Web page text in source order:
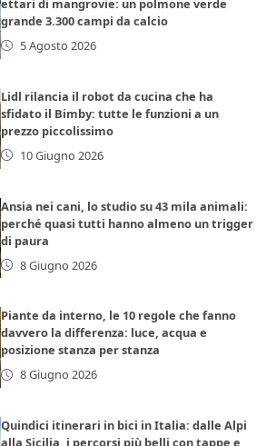
ettari di mangrovie: un polmone verde
grande 3.300 campi da calcio
5 Agosto 2026
Lidl rilancia il robot da cucina che ha
sfidato il Bimby: tutte le funzioni a un
prezzo piccolissimo
10 Giugno 2026
Ansia nei cani, lo studio su 43 mila animali:
perché quasi tutti hanno almeno un trigger
di paura
8 Giugno 2026
Piante da interno, le 10 regole che fanno
davvero la differenza: luce, acqua e
posizione stanza per stanza
8 Giugno 2026
Quindici itinerari in bici in Italia: dalle Alpi
alla Sicilia, i percorsi più belli con tappe e